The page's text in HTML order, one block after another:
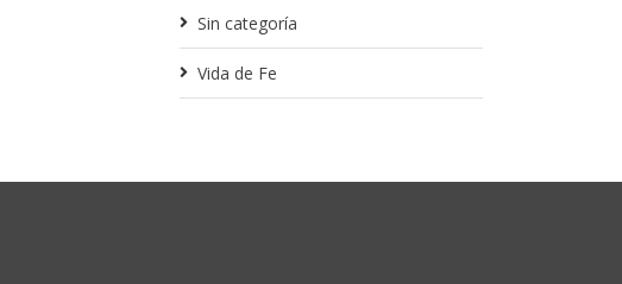
Sin categoría
Vida de Fe